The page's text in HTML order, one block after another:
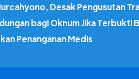
Desak Pengusutan
bagi Oknum Jika Terbukti
Penanganan Medis